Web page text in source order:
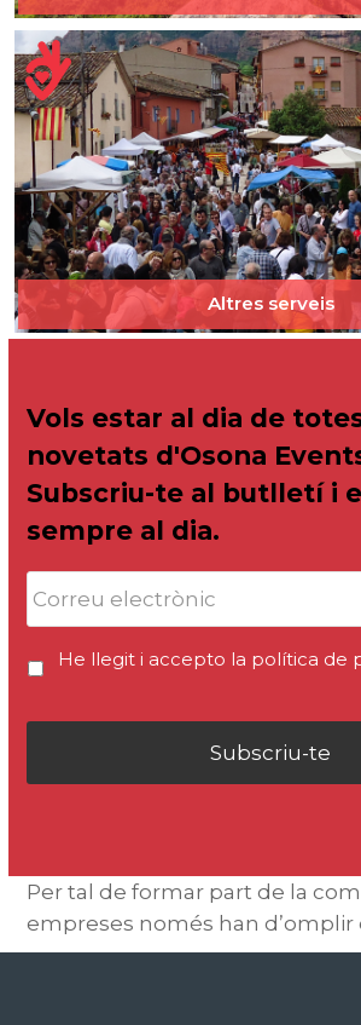
Altres serveis
Vols estar al dia de
novetats d'Osona
Subscriu-te al butlletí i
sempre al dia.
He llegit i accepto la política de
Per tal de formar part de la
empreses només han